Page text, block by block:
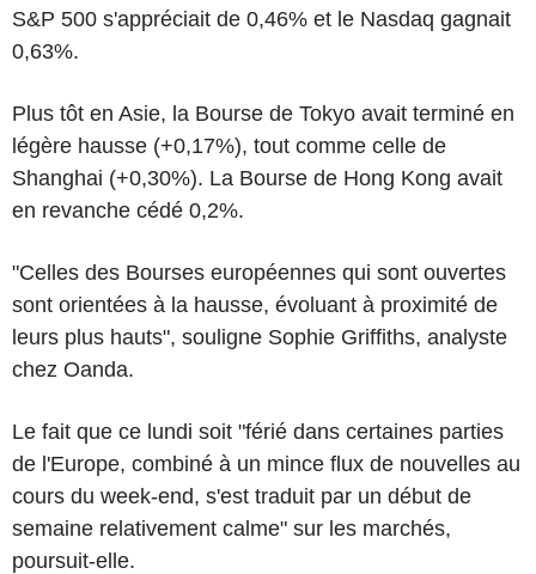
S&P 500 s'appréciait de 0,46% et le Nasdaq gagnait
0,63%.
Plus tôt en Asie, la Bourse de Tokyo avait terminé en
légère hausse (+0,17%), tout comme celle de
Shanghai (+0,30%). La Bourse de Hong Kong avait
en revanche cédé 0,2%.
"Celles des Bourses européennes qui sont ouvertes
sont orientées à la hausse, évoluant à proximité de
leurs plus hauts", souligne Sophie Griffiths, analyste
chez Oanda.
Le fait que ce lundi soit "férié dans certaines parties
de l'Europe, combiné à un mince flux de nouvelles au
cours du week-end, s'est traduit par un début de
semaine relativement calme" sur les marchés,
poursuit-elle.